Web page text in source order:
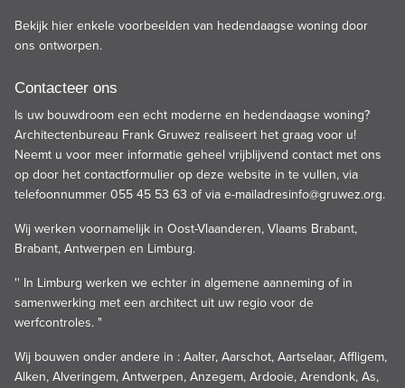
Bekijk hier enkele voorbeelden van hedendaagse woning door
ons ontworpen.
Contacteer ons
Is uw bouwdroom een echt moderne en hedendaagse woning?
Architectenbureau Frank Gruwez realiseert het graag voor u!
Neemt u voor meer informatie geheel vrijblijvend contact met ons
op door het contactformulier op deze website in te vullen, via
telefoonnummer 055 45 53 63 of via e-mailadresinfo@gruwez.org.
Wij werken voornamelijk in Oost-Vlaanderen, Vlaams Brabant,
Brabant, Antwerpen en Limburg.
'' In Limburg werken we echter in algemene aanneming of in
samenwerking met een architect uit uw regio voor de
werfcontroles. "
Wij bouwen onder andere in : Aalter, Aarschot, Aartselaar, Affligem,
Alken, Alveringem, Antwerpen, Anzegem, Ardooie, Arendonk, As,